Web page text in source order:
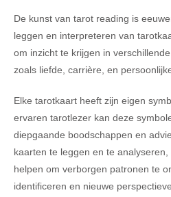
De kunst van tarot reading is
leggen en interpreteren van
om inzicht te krijgen in
zoals liefde, carrière, en
Elke tarotkaart heeft zijn eigen
ervaren tarotlezer kan deze
diepgaande boodschappen en
kaarten te leggen en te
helpen om verborgen patronen te
identificeren en nieuwe